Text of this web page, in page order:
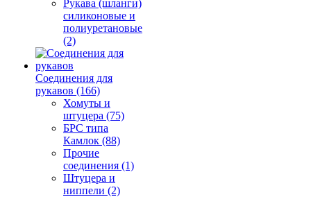
Рукава (шланги)
силиконовые и
полиуретановые
(2)
Соединения для
рукавов (166)
Хомуты и
штуцера (75)
БРС типа
Камлок (88)
Прочие
соединения (1)
Штуцера и
ниппели (2)